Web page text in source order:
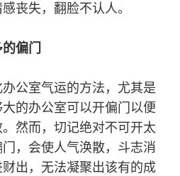
丧失，翻脸不认人。
偏门
公室气运的方法，尤其是
的办公室可以开偏门以便
然而，切记绝对不可开太
，会使人气涣散，斗志消
出，无法凝聚出该有的成